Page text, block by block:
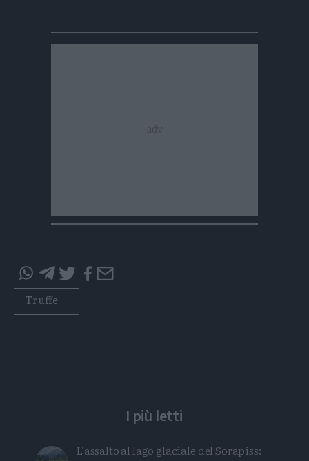
questo
articolo
su
questo
articolo
su
Tags
Truffe
I più letti
L'assalto al lago glaciale del Sorapiss: